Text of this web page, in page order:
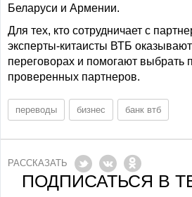
Беларуси и Армении.
Для тех, кто сотрудничает с
эксперты-китаисты ВТБ
переговорах и помогают выбрать
проверенных партнеров.
переводы бизнес банк втб
РАССКАЗАТЬ
ПОДПИСАТЬСЯ В